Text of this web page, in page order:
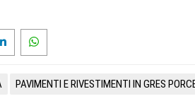
PAVIMENTI E RIVESTIMENTI IN GRES